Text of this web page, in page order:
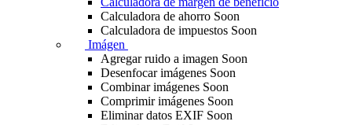
Calculadora de ahorro Soon
Calculadora de impuestos Soon
Imágen
Agregar ruido a imagen Soon
Desenfocar imágenes Soon
Combinar imágenes Soon
Comprimir imágenes Soon
Eliminar datos EXIF Soon